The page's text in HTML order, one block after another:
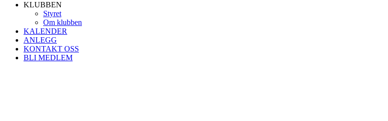
KLUBBEN
Styret
Om klubben
KALENDER
ANLEGG
KONTAKT OSS
BLI MEDLEM